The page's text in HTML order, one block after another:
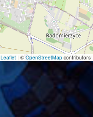
Leaflet | ©OpenStreetMap contributors